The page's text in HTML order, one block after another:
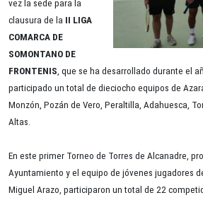
vez la sede para la
clausura de la II LIGA
COMARCA DE
SOMONTANO DE
FRONTENIS, que se ha desarrollado durante el
participado un total de dieciocho equipos de
Monzón, Pozán de Vero, Peraltilla, Adahuesca,
Altas.
En este primer Torneo de Torres de Alcanadre,
Ayuntamiento y el equipo de jóvenes jugadores
Miguel Arazo, participaron un total de 22